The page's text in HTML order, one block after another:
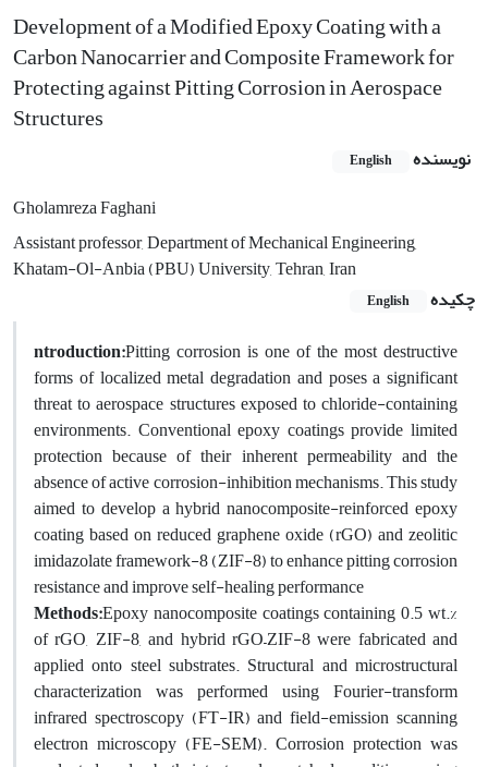
Development of a Modified Epoxy Coating with a
Carbon Nanocarrier and Composite Framework for
Protecting against Pitting Corrosion in Aerospace
Structures
نویسنده English
Gholamreza Faghani
Assistant professor, Department of Mechanical Engineering,
Khatam-Ol-Anbia (PBU) University, Tehran, Iran
چکیده
English
ntroduction:Pitting corrosion is one of the most destructive
forms of localized metal degradation and poses a significant
threat to aerospace structures exposed to chloride-containing
environments. Conventional epoxy coatings provide limited
protection because of their inherent permeability and the
absence of active corrosion-inhibition mechanisms. This study
aimed to develop a hybrid nanocomposite-reinforced epoxy
coating based on reduced graphene oxide (rGO) and zeolitic
imidazolate framework-8 (ZIF-8) to enhance pitting corrosion
resistance and improve self-healing performance
Methods:Epoxy nanocomposite coatings containing 0.5 wt.%
of rGO, ZIF-8, and hybrid rGO–ZIF-8 were fabricated and
applied onto steel substrates. Structural and microstructural
characterization was performed using Fourier-transform
infrared spectroscopy (FT-IR) and field-emission scanning
electron microscopy (FE-SEM). Corrosion protection was